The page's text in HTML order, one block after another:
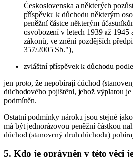
Československa a některých
příspěvku k důchodu některým
peněžní částce některým
osvobození v letech 1939 až 1945
zákonů, ve znění pozdějších
357/2005 Sb."),
zvláštní příspěvek k důchodu
jen proto, že nepobírají důchod
důchodového pojištění, jehož výplatou
podmíněn.
Ostatní podmínky nároku jsou stejné
má být jednorázovou peněžní částkou
důchod (stanovený druh důchodu)
5. Kdo je oprávněn v této věci